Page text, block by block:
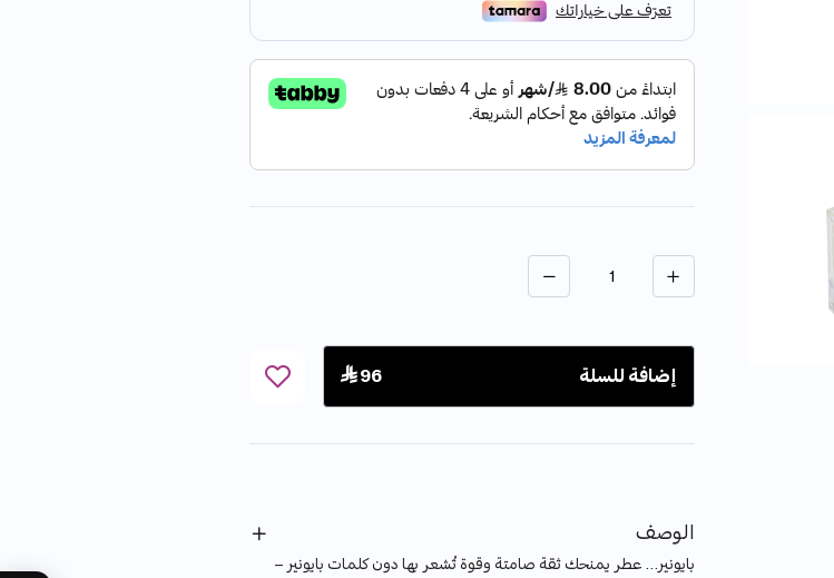
الكمية
إضافة للسلة  96
الوصف
بايونير… عطر يمنحك ثقة صامتة وقوة تُشعر بها دون كلمات بايونير –